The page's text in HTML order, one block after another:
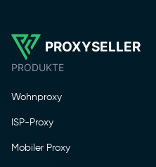
PROXYSELLER
PRODUKTE
Wohnproxy
ISP-Proxy
Mobiler Proxy